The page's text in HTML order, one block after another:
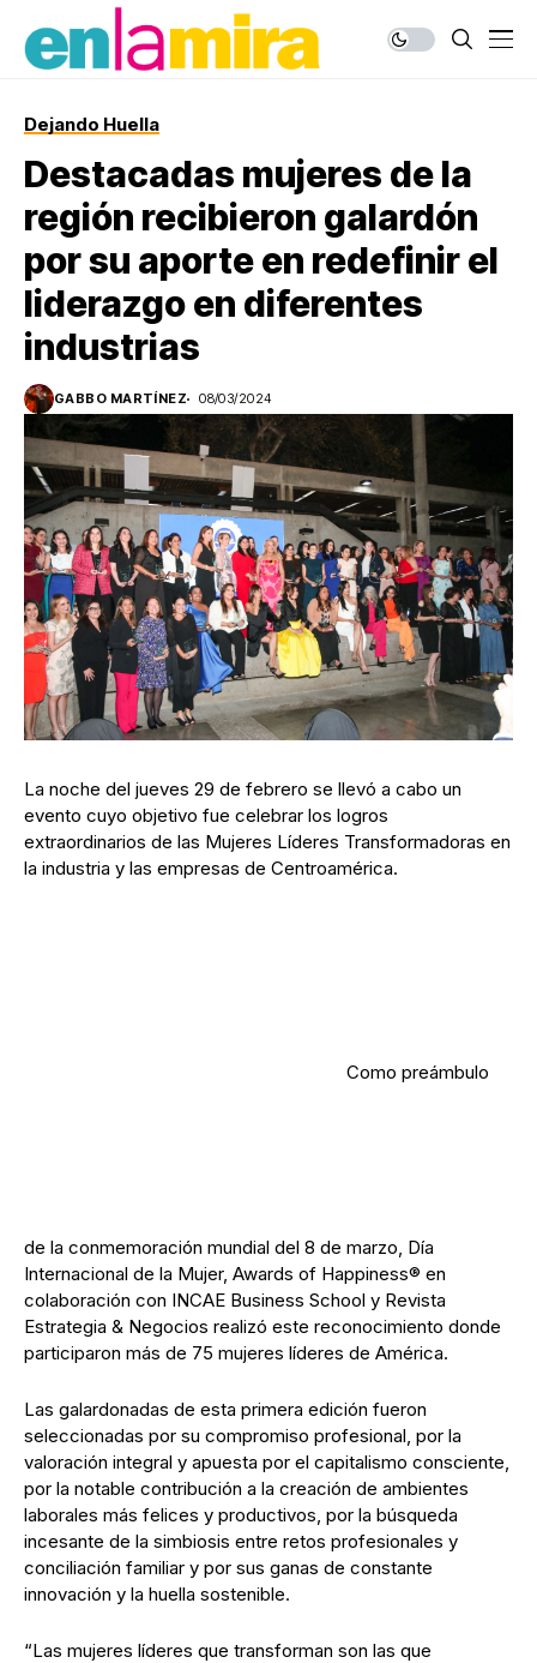
Dejando Huella
Destacadas mujeres de la
región recibieron galardón
por su aporte en redefinir el
liderazgo en diferentes
industrias
GABBO MARTÍNEZ 08/03/2024
La noche del jueves 29 de febrero se llevó a cabo un
evento cuyo objetivo fue celebrar los logros
extraordinarios de las Mujeres Líderes Transformadoras en
la industria y las empresas de Centroamérica.
Como preámbulo
de la conmemoración mundial del 8 de marzo, Día
Internacional de la Mujer, Awards of Happiness® en
colaboración con INCAE Business School y Revista
Estrategia & Negocios realizó este reconocimiento donde
participaron más de 75 mujeres líderes de América.
Las galardonadas de esta primera edición fueron
seleccionadas por su compromiso profesional, por la
valoración integral y apuesta por el capitalismo consciente,
por la notable contribución a la creación de ambientes
laborales más felices y productivos, por la búsqueda
incesante de la simbiosis entre retos profesionales y
conciliación familiar y por sus ganas de constante
innovación y la huella sostenible.
“Las mujeres líderes que transforman son las que